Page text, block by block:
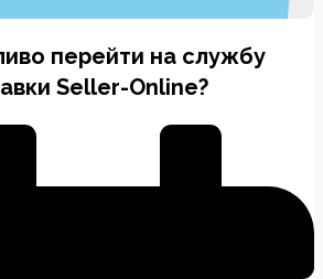
перейти на службу
Seller-Online?